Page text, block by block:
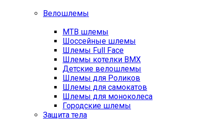
Велошлемы
MTB шлемы
Шоссейные шлемы
Шлемы Full Face
Шлемы котелки BMX
Детские велошлемы
Шлемы для Роликов
Шлемы для самокатов
Шлемы для моноколеса
Городские шлемы
Защита тела